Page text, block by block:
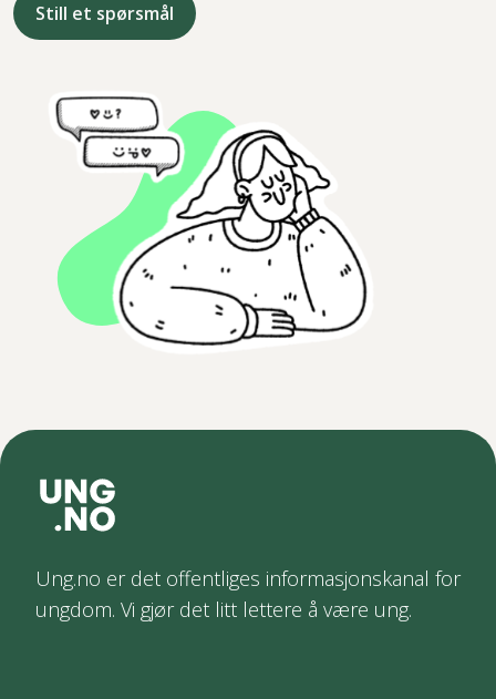
Still et spørsmål
Ung.no er det offentliges informasjonskanal for
ungdom. Vi gjør det litt lettere å være ung.